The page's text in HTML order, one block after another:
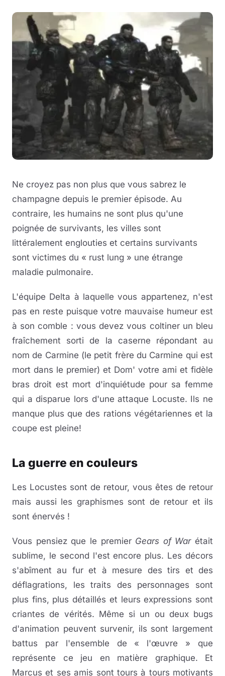
Ne croyez pas non plus que vous sabrez le
champagne depuis le premier épisode. Au
contraire, les humains ne sont plus qu'une
poignée de survivants, les villes sont
littéralement englouties et certains survivants
sont victimes du « rust lung » une étrange
maladie pulmonaire.
L'équipe Delta à laquelle vous appartenez, n'est
pas en reste puisque votre mauvaise humeur est
à son comble : vous devez vous coltiner un bleu
fraîchement sorti de la caserne répondant au
nom de Carmine (le petit frère du Carmine qui est
mort dans le premier) et Dom' votre ami et fidèle
bras droit est mort d'inquiétude pour sa femme
qui a disparue lors d'une attaque Locuste. Ils ne
manque plus que des rations végétariennes et la
coupe est pleine!
La guerre en couleurs
Les Locustes sont de retour, vous êtes de retour
mais aussi les graphismes sont de retour et ils
sont énervés !
Vous pensiez que le premier Gears of War était
sublime, le second l'est encore plus. Les décors
s'abîment au fur et à mesure des tirs et des
déflagrations, les traits des personnages sont
plus fins, plus détaillés et leurs expressions sont
criantes de vérités. Même si un ou deux bugs
d'animation peuvent survenir, ils sont largement
battus par l'ensemble de « l'œuvre » que
représente ce jeu en matière graphique. Et
Marcus et ses amis sont tours à tours motivants